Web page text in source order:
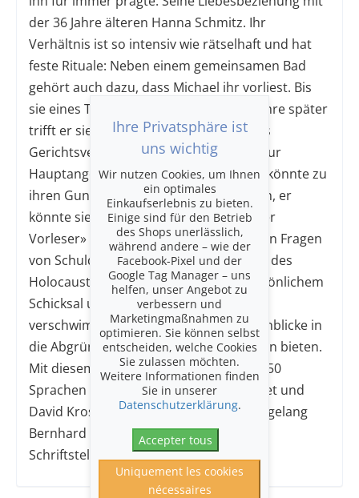
der 36 Jahre älteren Hanna Schmitz. Ihr
Verhältnis ist so intensiv wie rätselhaft und hat
feste Rituale: Neben einem gemeinsamen Bad
gehört auch dazu, dass Michael ihr vorliest. Bis
sie eines Tages verschwindet. Sieben Jahre später
trifft er sie als Student im Rahmen eines
Gerichtsverfahrens wieder, in dem sie zur
Hauptangeklagten zu werden droht. Er könnte zu
ihren Gunsten in den Prozess eingreifen, er
könnte sie retten – und tut es nicht. «Der
Vorleser» beschäftigt sich mit komplexen Fragen
von Schuld und Verantwortung in Folge des
Holocausts. Die Grenzen zwischen persönlichem
Schicksal und kollektiver Geschichte
verschwimmen, während die Figuren Einblicke in
die Abgründe menschlicher Beziehungen bieten.
Mit diesem Werk, das bis heute in über 50
Sprachen übersetzt und mit Kate Winslet und
David Kross erfolgreich verfilmt wurde, gelang
Bernhard Schlink der Durchbruch als
Schriftsteller
Ihre Privatsphäre ist
uns wichtig
Wir nutzen Cookies, um Ihnen
ein optimales
Einkaufserlebnis zu bieten.
Einige sind für den Betrieb
des Shops unerlässlich,
während andere – wie der
Facebook-Pixel und der
Google Tag Manager – uns
helfen, unser Angebot zu
verbessern und
Marketingmaßnahmen zu
optimieren. Sie können selbst
entscheiden, welche Cookies
Sie zulassen möchten.
Weitere Informationen finden
Sie in unserer
Datenschutzerklärung.
Accepter tous
Uniquement les cookies
nécessaires